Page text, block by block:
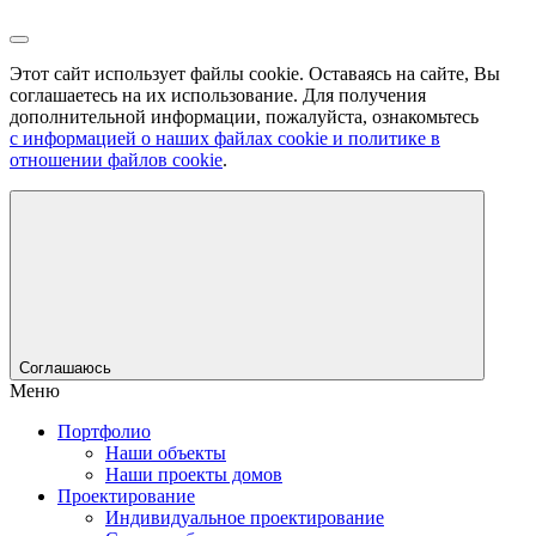
Этот сайт использует файлы cookie. Оставаясь на сайте, Вы
соглашаетесь на их использование. Для получения
дополнительной информации, пожалуйста, ознакомьтесь
с информацией о наших файлах cookie и политике в
отношении файлов cookie.
Соглашаюсь
Меню
Портфолио
Наши объекты
Наши проекты домов
Проектирование
Индивидуальное проектирование